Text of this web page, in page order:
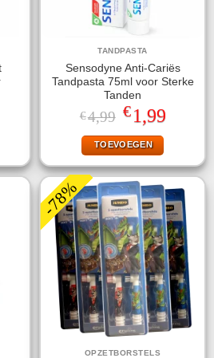
TANDPASTA
Sensodyne Anti-Cariës
Tandpasta 75ml voor Sterke
Tanden
€4,99 Oorspronkelijke
prijs
was:
€4,99.
€1,99Huidige
prijs
is:
TOEVOEGEN
-78%
OPZETBORSTELS